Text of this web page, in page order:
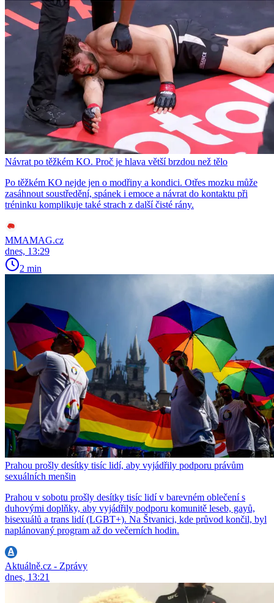
Návrat po těžkém KO. Proč je hlava větší brzdou než tělo
Po těžkém KO nejde jen o modřiny a kondici. Otřes mozku může
zasáhnout soustředění, spánek i emoce a návrat do kontaktu při
tréninku komplikuje také strach z další čisté rány.
MMAMAG.cz
dnes, 13:29
2 min
Prahou prošly desítky tisíc lidí, aby vyjádřily podporu právům
sexuálních menšin
Prahou v sobotu prošly desítky tisíc lidí v barevném oblečení s
duhovými doplňky, aby vyjádřily podporu komunitě leseb, gayů,
bisexuálů a trans lidí (LGBT+). Na Štvanici, kde průvod končil, byl
naplánovaný program až do večerních hodin.
Aktuálně.cz - Zprávy
dnes, 13:21